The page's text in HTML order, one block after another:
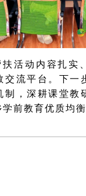
活动内容扎实
交流平台。下一
制，深耕课堂教
前教育优质均衡